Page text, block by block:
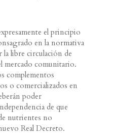
el principio
en la normativa
la libre circulación de
mercado comunitario.
complementos
o comercializados en
poder
de que
nutrientes no
Real Decreto.